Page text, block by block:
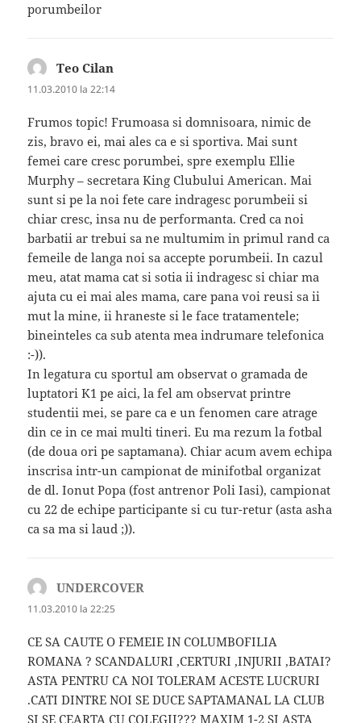
porumbeilor
Teo Cilan
11.03.2010 la 22:14
Frumos topic! Frumoasa si domnisoara, nimic de
zis, bravo ei, mai ales ca e si sportiva. Mai sunt
femei care cresc porumbei, spre exemplu Ellie
Murphy – secretara King Clubului American. Mai
sunt si pe la noi fete care indragesc porumbeii si
chiar cresc, insa nu de performanta. Cred ca noi
barbatii ar trebui sa ne multumim in primul rand ca
femeile de langa noi sa accepte porumbeii. In cazul
meu, atat mama cat si sotia ii indragesc si chiar ma
ajuta cu ei mai ales mama, care pana voi reusi sa ii
mut la mine, ii hraneste si le face tratamentele;
bineinteles ca sub atenta mea indrumare telefonica
:-)).
In legatura cu sportul am observat o gramada de
luptatori K1 pe aici, la fel am observat printre
studentii mei, se pare ca e un fenomen care atrage
din ce in ce mai multi tineri. Eu ma rezum la fotbal
(de doua ori pe saptamana). Chiar acum avem echipa
inscrisa intr-un campionat de minifotbal organizat
de dl. Ionut Popa (fost antrenor Poli Iasi), campionat
cu 22 de echipe participante si cu tur-retur (asta asha
ca sa ma si laud ;)).
UNDERCOVER
11.03.2010 la 22:25
CE SA CAUTE O FEMEIE IN COLUMBOFILIA
ROMANA ? SCANDALURI ,CERTURI ,INJURII ,BATAI?
ASTA PENTRU CA NOI TOLERAM ACESTE LUCRURI
.CATI DINTRE NOI SE DUCE SAPTAMANAL LA CLUB
SI SE CEARTA CU COLEGII??? MAXIM 1-2 SI ASTA